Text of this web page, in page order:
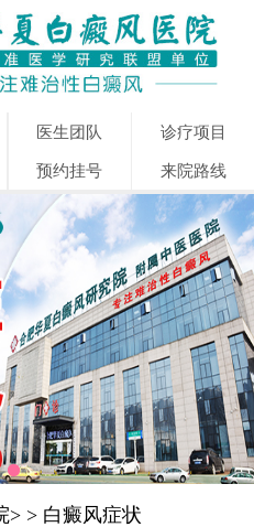
医生团队 诊疗项目
预约挂号 来院路线
> > 白癜风症状